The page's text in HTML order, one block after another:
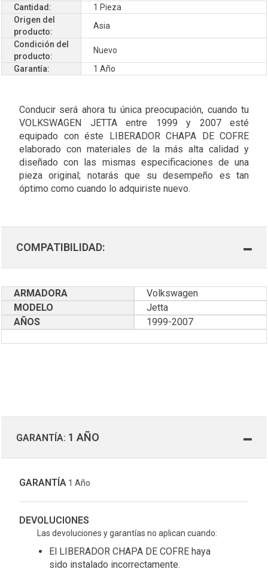
Cantidad:
1 Pieza
Origen del
producto:
Asia
Condición del
producto:
Nuevo
Garantía:
1 Año
Conducir será ahora tu única preocupación, cuando tu
VOLKSWAGEN JETTA entre 1999 y 2007 esté
equipado con éste LIBERADOR CHAPA DE COFRE
elaborado con materiales de la más alta calidad y
diseñado con las mismas especificaciones de una
pieza original; notarás que su desempeño es tan
óptimo como cuando lo adquiriste nuevo.
COMPATIBILIDAD:
ARMADORA
Volkswagen
MODELO
Jetta
AÑOS
1999-2007
GARANTÍA: 1 AÑO
GARANTÍA 1 Año
DEVOLUCIONES
Las devoluciones y garantías no aplican cuando:
El LIBERADOR CHAPA DE COFRE haya
sido instalado incorrectamente.